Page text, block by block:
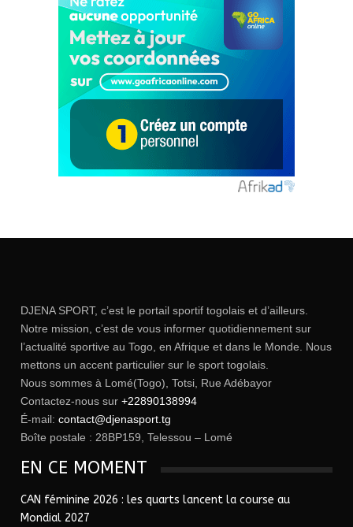
DJENA SPORT, c’est le portail sportif togolais et d’ailleurs.
Notre mission, c’est de vous informer quotidiennement sur
l’actualité sportive au Togo, en Afrique et dans le Monde. Nous
mettons un accent particulier sur le sport togolais.
Nous sommes à Lomé(Togo), Totsi, Rue Adébayor
Contactez-nous sur +22890138994
É-mail: contact@djenasport.tg
Boîte postale : 28BP159, Telessou – Lomé
EN CE MOMENT
CAN féminine 2026 : les quarts lancent la course au
Mondial 2027